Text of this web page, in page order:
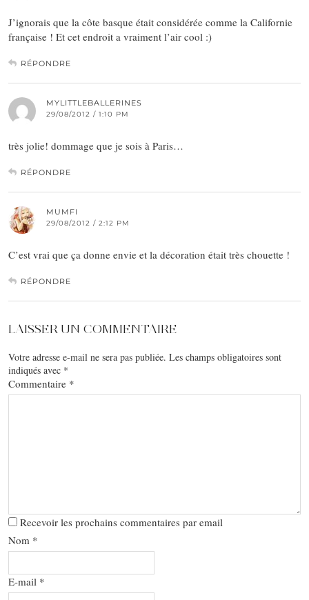
J’ignorais que la côte basque était considérée comme la Californie
française ! Et cet endroit a vraiment l’air cool :)
RÉPONDRE
MYLITTLEBALLERINES
29/08/2012 / 1:10 PM
très jolie! dommage que je sois à Paris…
RÉPONDRE
MUMFI
29/08/2012 / 2:12 PM
C’est vrai que ça donne envie et la décoration était très chouette !
RÉPONDRE
LAISSER UN COMMENTAIRE
Votre adresse e-mail ne sera pas publiée. Les champs obligatoires sont
indiqués avec *
Commentaire *
Recevoir les prochains commentaires par email
Nom *
E-mail *